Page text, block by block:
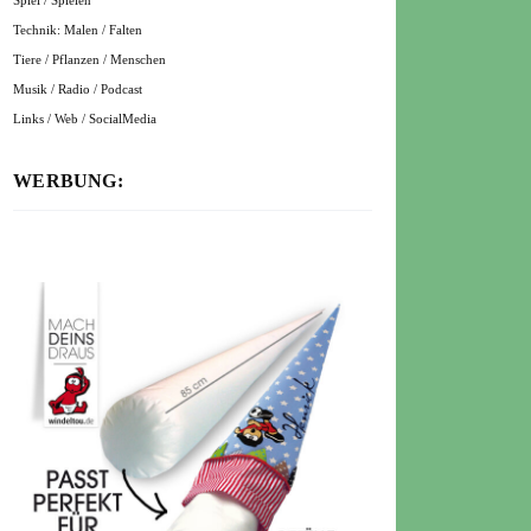
Technik: Malen / Falten
Tiere / Pflanzen / Menschen
Musik / Radio / Podcast
Links / Web / SocialMedia
WERBUNG: